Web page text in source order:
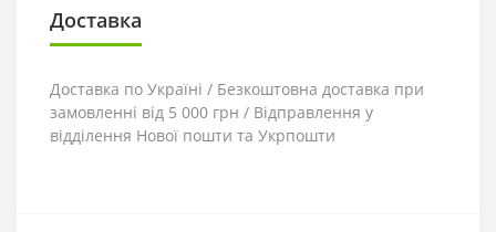
Доставка
Доставка по Україні / Безкоштовна доставка при
замовленні від 5 000 грн / Відправлення у
відділення Нової пошти та Укрпошти